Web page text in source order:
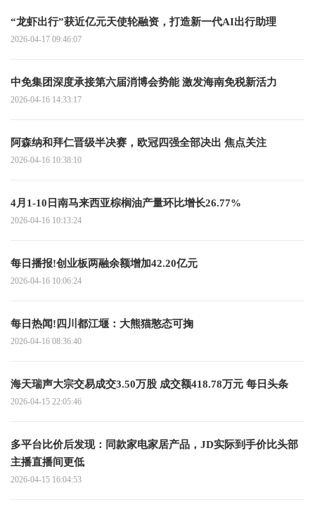
“龙虾出行”获近亿元天使轮融资，打造新一代AI出行助理
2026-04-17 09:46:07
中免集团深度承接第六届消博会势能 激发海南免税新活力
2026-04-16 14:33:17
阿森纳和拜仁晋级半决赛，欧冠四强全部决出 焦点关注
2026-04-16 10:38:10
4月1-10日南马来西亚棕榈油产量环比增长26.77%
2026-04-16 10:13:24
每日播报!创业板两融余额增加42.20亿元
2026-04-16 10:06:24
每日热闻!四川都江堰：大熊猫憨态可掬
2026-04-16 08:36:40
海天瑞声大宗交易成交3.50万股 成交额418.78万元 每日头条
2026-04-15 22:05:46
多平台比价后发现：同款家电家居产品，JD实际到手价比头部
主播直播间更低
2026-04-15 16:04:53